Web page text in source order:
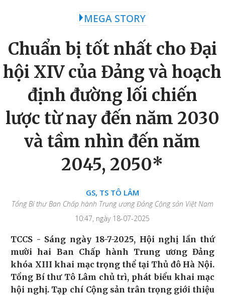
MEGA STORY
Chuẩn bị tốt nhất cho Đại
hội XIV của Đảng và hoạch
định đường lối chiến
lược từ nay đến năm 2030
và tầm nhìn đến năm
2045, 2050*
GS, TS TÔ LÂM
Tổng Bí thư Ban Chấp hành Trung ương Đảng Cộng sản Việt Nam
10:47, ngày 18-07-2025
TCCS - Sáng ngày 18-7-2025, Hội nghị lần thứ
mười hai Ban Chấp hành Trung ương Đảng
khóa XIII khai mạc trọng thể tại Thủ đô Hà Nội.
Tổng Bí thư Tô Lâm chủ trì, phát biểu khai mạc
hội nghị. Tạp chí Cộng sản trân trọng giới thiệu